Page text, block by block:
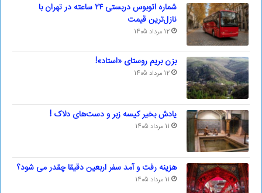
شماره اتوبوس دربستی ۲۴ ساعته در تهران با
نازل‌ترین قیمت
12 مرداد 1405
بزن بریم روستای «استاد»!
12 مرداد 1405
یادش بخیر کیسه‌ زبر و دست‌های دلاک !
11 مرداد 1405
هزینه رفت و آمد سفر اربعین دقیقا چقدر می شود؟
11 مرداد 1405